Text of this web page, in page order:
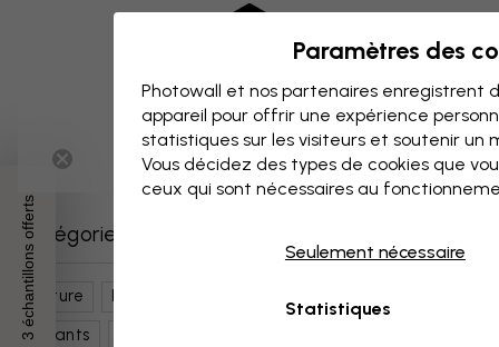
Catégories similaires
Nature Fleurs
Enfants
3 échantillons offerts
Paramètres des
Photowall et nos partenaires enregistrent
appareil pour offrir une expérience
statistiques sur les visiteurs et soutenir un
Vous décidez des types de cookies que
ceux qui sont nécessaires au
Seulement nécessaire
Statistiques